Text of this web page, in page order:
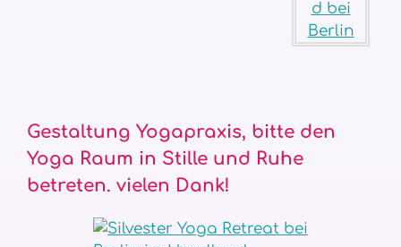
Gestaltung Yogapraxis, bitte den
Yoga Raum in Stille und Ruhe
betreten. vielen Dank!